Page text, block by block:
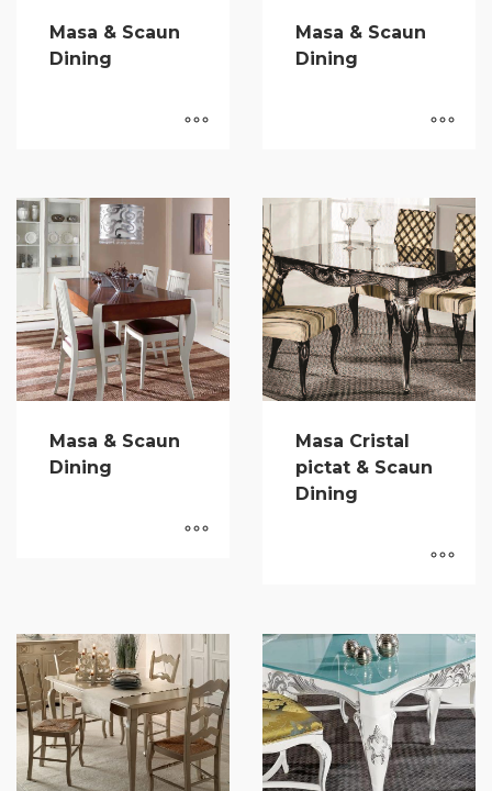
Masa & Scaun
Dining
Masa & Scaun
Dining
Masa & Scaun
Dining
Masa Cristal
pictat & Scaun
Dining